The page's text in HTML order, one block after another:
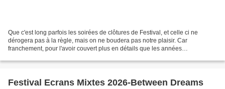
Que c'est long parfois les soirées de clôtures de Festival, et celle ci ne
dérogera pas à la règle, mais on ne boudera pas notre plaisir. Car
franchement, pour l'avoir couvert plus en détails que les années
Festival Ecrans Mixtes 2026-Between Dreams